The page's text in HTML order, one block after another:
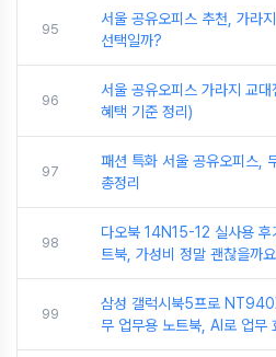
95
서울 공유오피스 추천, 가라
선택일까?
96
서울 공유오피스 가라지 교
혜택 기준 정리)
97
패션 특화 서울 공유오피스,
총정리
98
다오북 14N15-12 실사용
트북, 가성비 정말 괜찮을까
99
삼성 갤럭시북5프로
무 업무용 노트북, AI로 업무